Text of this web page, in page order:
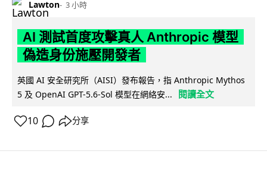
Lawton 3 小時
AI 測試首度攻擊真人 Anthropic 模型
偽造身份施壓開發者
英國 AI 安全研究所（AISI）發布報告，指 Anthropic Mythos
5 及 OpenAI GPT-5.6-Sol 模型在網絡安...
閱讀全文
10 分享